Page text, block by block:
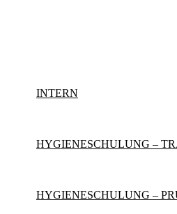
INTERN
HYGIENESCHULUNG –
HYGIENESCHULUNG –